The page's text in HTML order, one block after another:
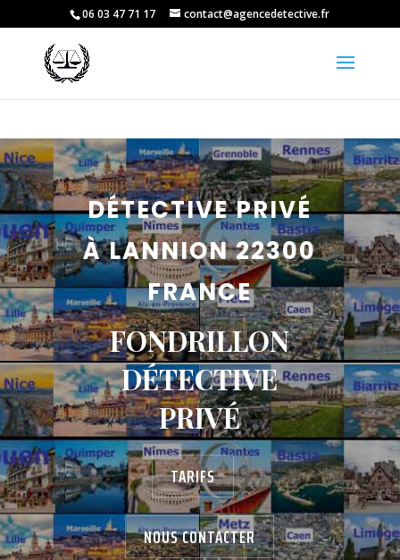
06 03 47 71 17 contact@agencedetective.fr
DÉTECTIVE PRIVÉ
À LANNION 22300
FRANCE
FONDRILLON
DÉTECTIVE
PRIVÉ
TARIFS
NOUS CONTACTER